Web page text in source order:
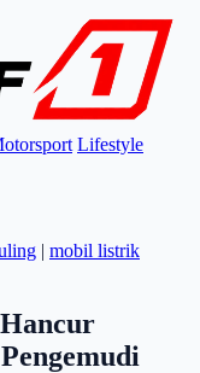
Lifestyle
| mobil listrik